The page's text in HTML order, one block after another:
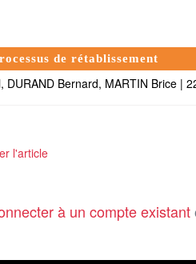
de rétablissement
DURAND Bernard, MARTIN Brice |
l'article
à un compte existant